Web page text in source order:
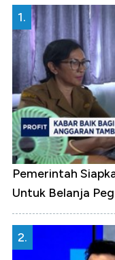
1.
Pemerintah
Untuk Belanja
2.